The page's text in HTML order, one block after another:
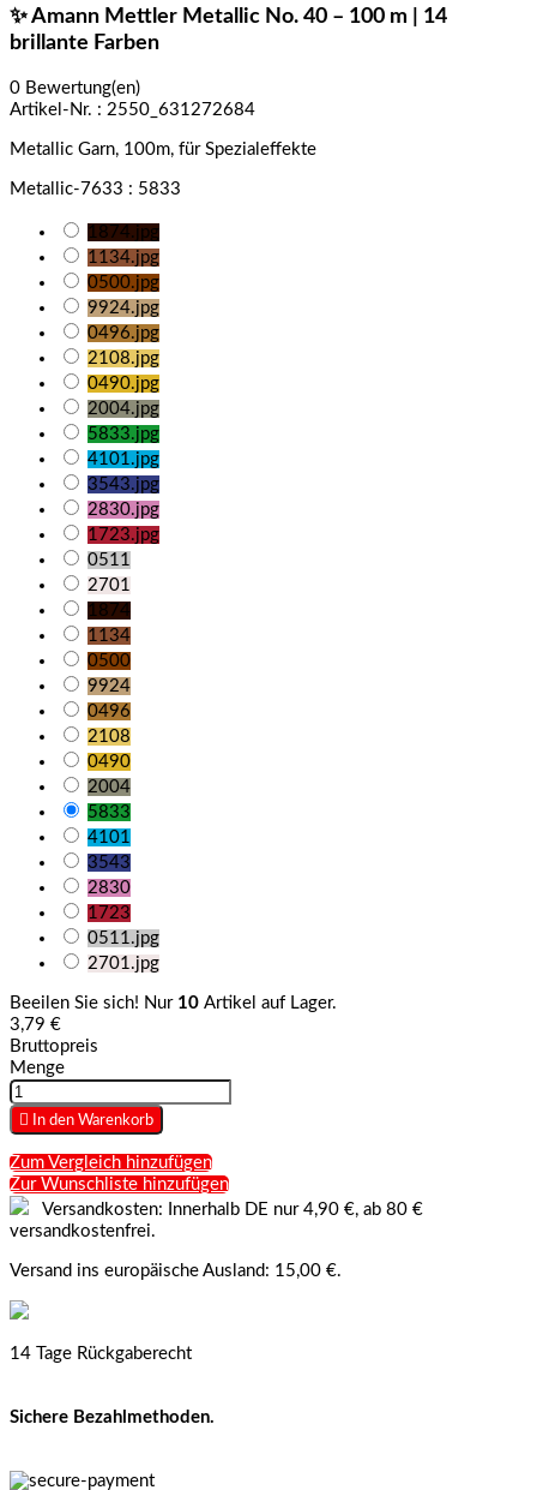
✨ Amann Mettler Metallic No. 40 – 100 m | 14
brillante Farben
0 Bewertung(en)
Artikel-Nr. : 2550_631272684
Metallic Garn, 100m, für Spezialeffekte
Metallic-7633 : 5833
1874.jpg
1134.jpg
0500.jpg
9924.jpg
0496.jpg
2108.jpg
0490.jpg
2004.jpg
5833.jpg
4101.jpg
3543.jpg
2830.jpg
1723.jpg
0511
2701
1874
1134
0500
9924
0496
2108
0490
2004
5833
4101
3543
2830
1723
0511.jpg
2701.jpg
Beeilen Sie sich! Nur 10 Artikel auf Lager.
3,79 €
Bruttopreis
Menge
 In den Warenkorb
Zum Vergleich hinzufügen
Zur Wunschliste hinzufügen
Versandkosten: Innerhalb DE nur 4,90 €, ab 80 €
versandkostenfrei.
Versand ins europäische Ausland: 15,00 €.
14 Tage Rückgaberecht
Sichere Bezahlmethoden.